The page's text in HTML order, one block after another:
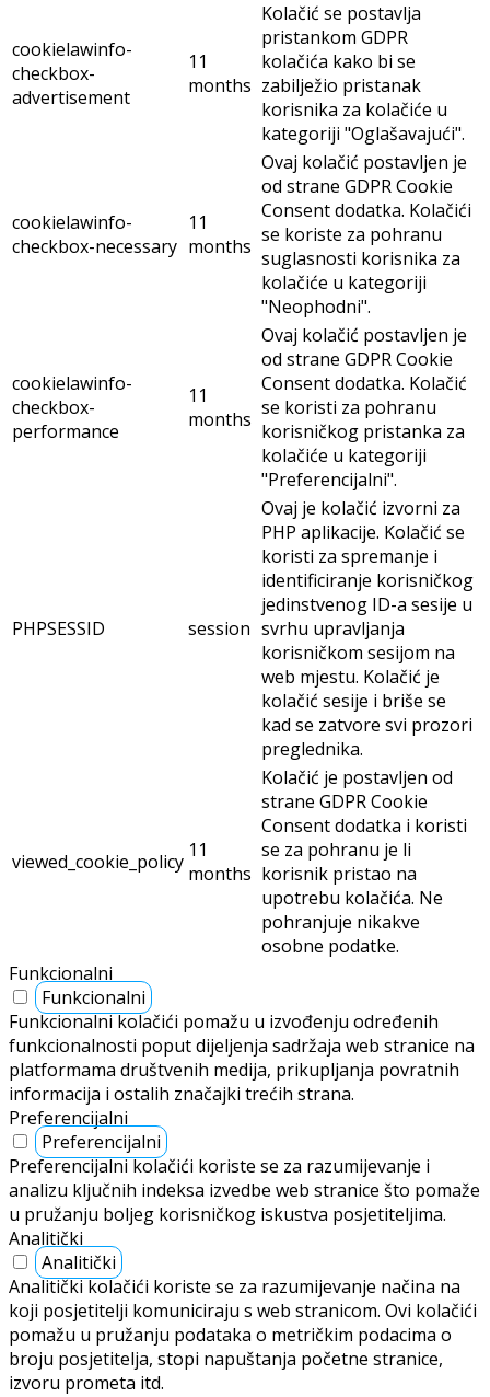
cookielawinfo-
checkbox-
advertisement
11
months
Kolačić se postavlja
pristankom GDPR
kolačića kako bi se
zabilježio pristanak
korisnika za kolačiće u
kategoriji "Oglašavajući".
cookielawinfo-
checkbox-necessary
11
months
Ovaj kolačić postavljen je
od strane GDPR Cookie
Consent dodatka. Kolačići
se koriste za pohranu
suglasnosti korisnika za
kolačiće u kategoriji
"Neophodni".
cookielawinfo-
checkbox-
performance
11
months
Ovaj kolačić postavljen je
od strane GDPR Cookie
Consent dodatka. Kolačić
se koristi za pohranu
korisničkog pristanka za
kolačiće u kategoriji
"Preferencijalni".
PHPSESSID session
Ovaj je kolačić izvorni za
PHP aplikacije. Kolačić se
koristi za spremanje i
identificiranje korisničkog
jedinstvenog ID-a sesije u
svrhu upravljanja
korisničkom sesijom na
web mjestu. Kolačić je
kolačić sesije i briše se
kad se zatvore svi prozori
preglednika.
viewed_cookie_policy 11
months
Kolačić je postavljen od
strane GDPR Cookie
Consent dodatka i koristi
se za pohranu je li
korisnik pristao na
upotrebu kolačića. Ne
pohranjuje nikakve
osobne podatke.
Funkcionalni
Funkcionalni
Funkcionalni kolačići pomažu u izvođenju određenih
funkcionalnosti poput dijeljenja sadržaja web stranice na
platformama društvenih medija, prikupljanja povratnih
informacija i ostalih značajki trećih strana.
Preferencijalni
Preferencijalni
Preferencijalni kolačići koriste se za razumijevanje i
analizu ključnih indeksa izvedbe web stranice što pomaže
u pružanju boljeg korisničkog iskustva posjetiteljima.
Analitički
Analitički
Analitički kolačići koriste se za razumijevanje načina na
koji posjetitelji komuniciraju s web stranicom. Ovi kolačići
pomažu u pružanju podataka o metričkim podacima o
broju posjetitelja, stopi napuštanja početne stranice,
izvoru prometa itd.